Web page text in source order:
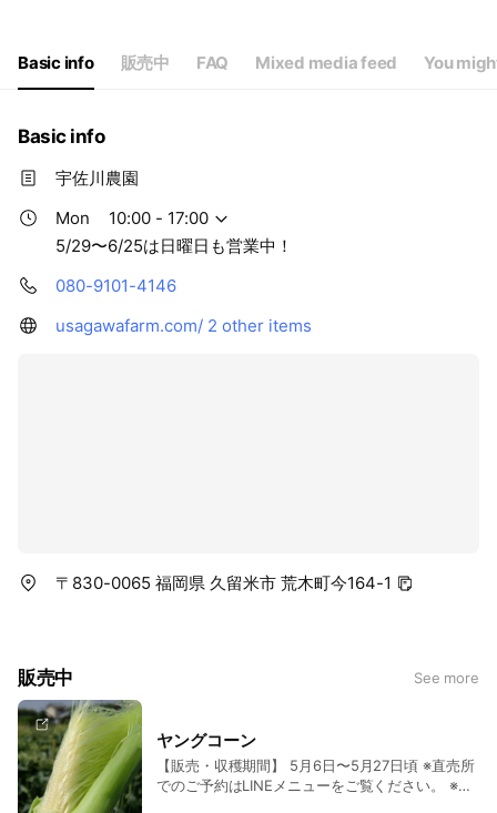
10:00 - 17:00
5/29〜6/25は日曜日も営業中！
Basic info 販売中 FAQ Mixed media feed You
Basic info
宇佐川農園
Mon
10:00 - 17:00
5/29〜6/25は日曜日も営業中！
080-9101-4146
usagawafarm.com/ 2 other items
〒830-0065 福岡県 久留米市 荒木町今164-1
販売中 See more
ヤングコーン
【販売・収穫期間】 5月6日〜5月27日頃 ※直売所
でのご予約はLINEメニューをご覧ください。 ※発